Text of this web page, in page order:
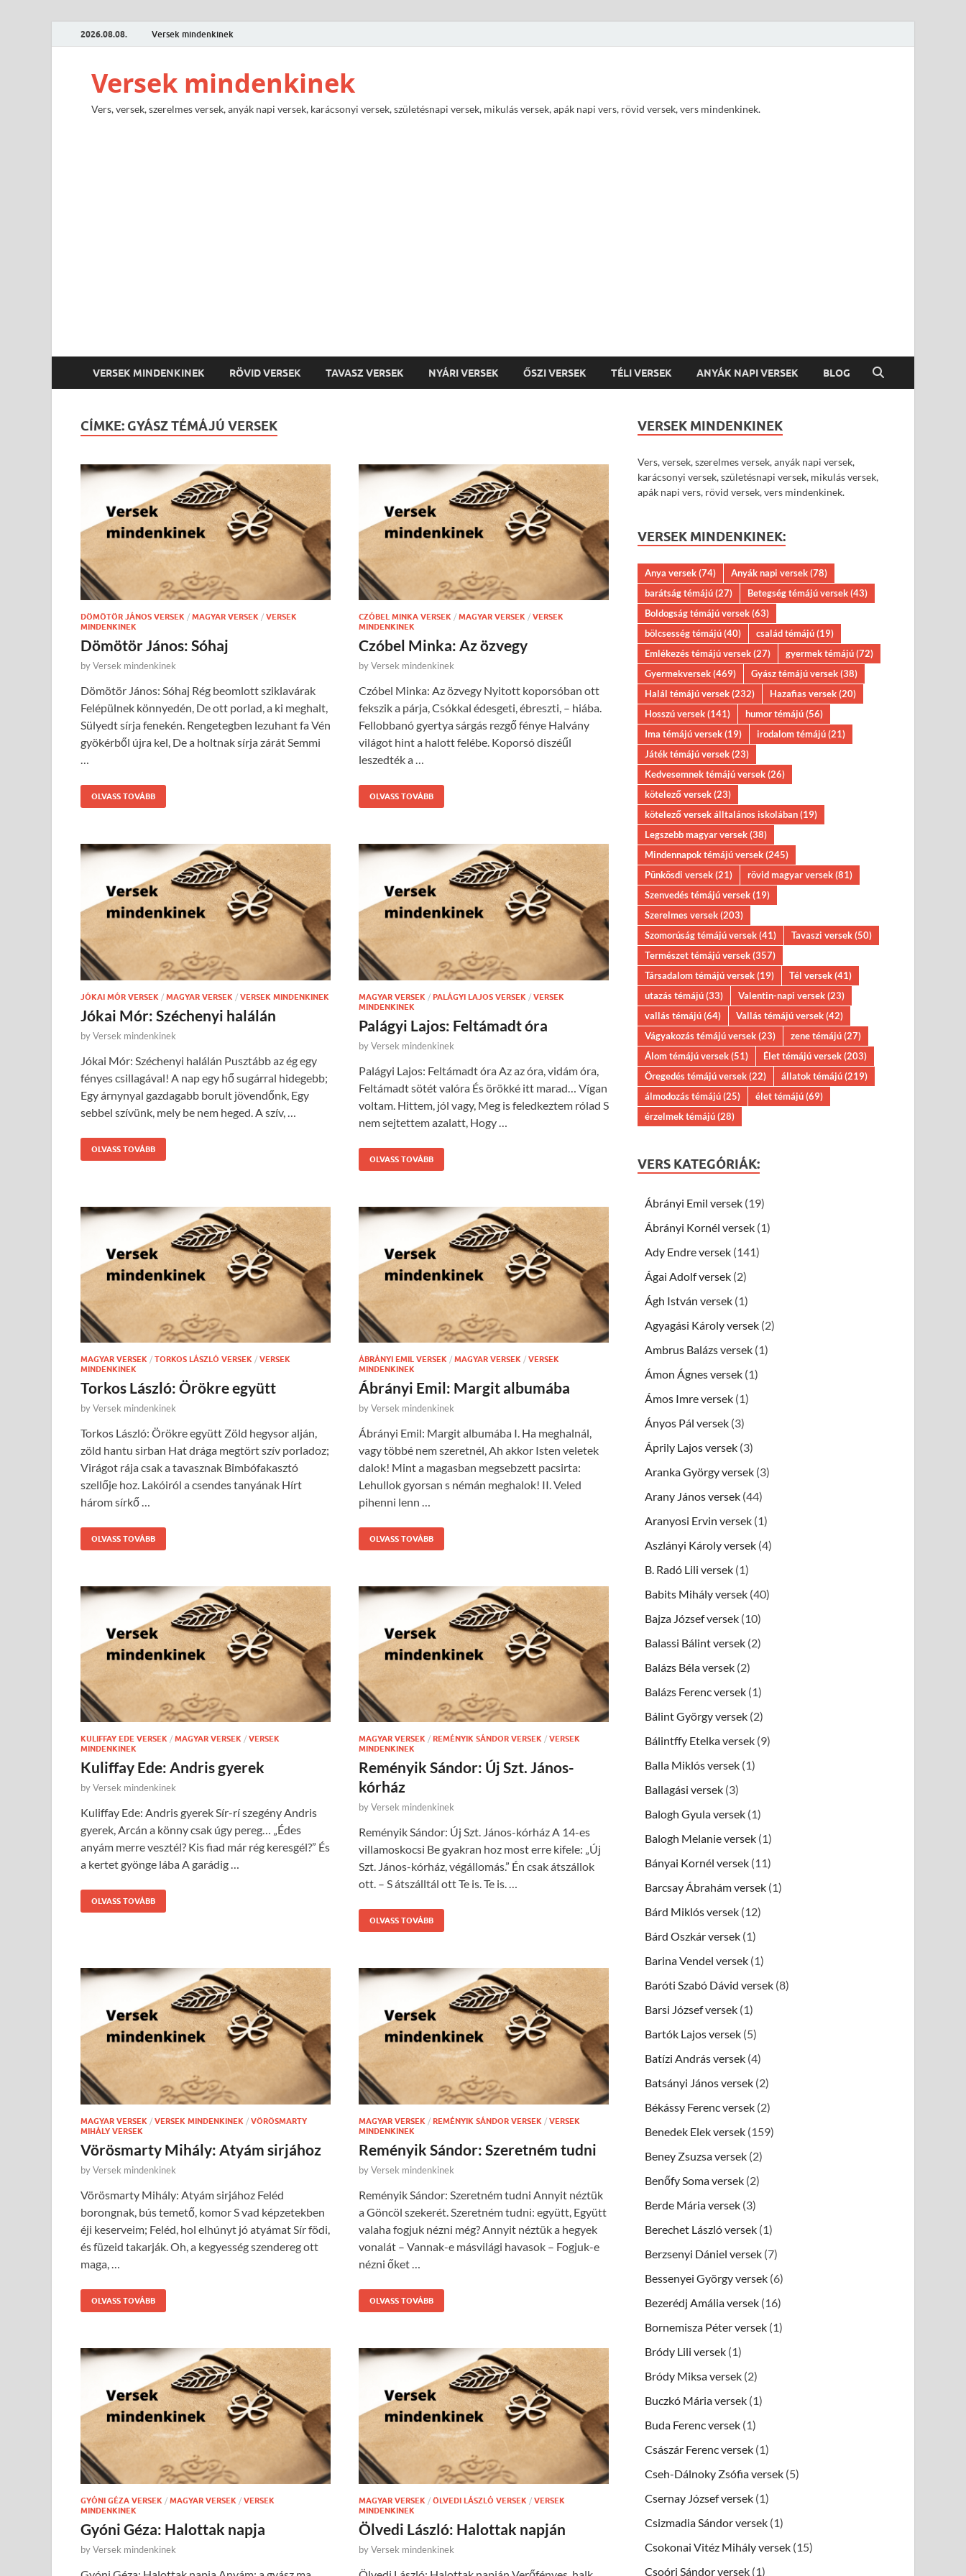
2026.08.08. Versek mindenkinek
Versek mindenkinek
Vers, versek, szerelmes versek, anyák napi versek, karácsonyi versek, születésnapi versek, mikulás versek, apák napi vers, rövid versek, vers mindenkinek.
VERSEK MINDENKINEK RÖVID VERSEK TAVASZ VERSEK NYÁRI VERSEK ŐSZI VERSEK TÉLI VERSEK ANYÁK NAPI VERSEK BLOG
CÍMKE: GYÁSZ TÉMÁJÚ VERSEK
DÖMÖTÖR JÁNOS VERSEK / MAGYAR VERSEK / VERSEK
MINDENKINEK
Dömötör János: Sóhaj
byVersek mindenkinek
Dömötör János: Sóhaj Rég beomlott sziklavárak
Felépülnek könnyedén, De ott porlad, a ki meghalt,
Sülyedt sírja fenekén. Rengetegben lezuhant fa Vén
gyökérből újra kel, De a holtnak sírja zárát Semmi
…
OLVASS TOVÁBB
CZÓBEL MINKA VERSEK / MAGYAR VERSEK / VERSEK
MINDENKINEK
Czóbel Minka: Az özvegy
byVersek mindenkinek
Czóbel Minka: Az özvegy Nyitott koporsóban ott
fekszik a párja, Csókkal édesgeti, ébreszti, – hiába.
Fellobbanó gyertya sárgás rezgő fénye Halvány
világot hint a halott felébe. Koporsó diszéűl
leszedték a …
OLVASS TOVÁBB
JÓKAI MÓR VERSEK / MAGYAR VERSEK / VERSEK MINDENKINEK
Jókai Mór: Széchenyi halálán
byVersek mindenkinek
Jókai Mór: Széchenyi halálán Pusztább az ég egy
fényes csillagával! A nap egy hő sugárral hidegebb;
Egy árnynyal gazdagabb borult jövendőnk, Egy
sebbel szívünk, mely be nem heged. A szív, …
OLVASS TOVÁBB
MAGYAR VERSEK / PALÁGYI LAJOS VERSEK / VERSEK
MINDENKINEK
Palágyi Lajos: Feltámadt óra
byVersek mindenkinek
Palágyi Lajos: Feltámadt óra Az az óra, vidám óra,
Feltámadt sötét valóra És örökké itt marad… Vígan
voltam. Hittem, jól vagy, Meg is feledkeztem rólad S
nem sejtettem azalatt, Hogy …
OLVASS TOVÁBB
MAGYAR VERSEK / TORKOS LÁSZLÓ VERSEK / VERSEK
MINDENKINEK
Torkos László: Örökre együtt
byVersek mindenkinek
Torkos László: Örökre együtt Zöld hegysor alján,
zöld hantu sirban Hat drága megtört szív porladoz;
Virágot rája csak a tavasznak Bimbófakasztó
szellője hoz. Lakóiról a csendes tanyának Hírt
három sírkő …
OLVASS TOVÁBB
ÁBRÁNYI EMIL VERSEK / MAGYAR VERSEK / VERSEK
MINDENKINEK
Ábrányi Emil: Margit albumába
byVersek mindenkinek
Ábrányi Emil: Margit albumába I. Ha meghalnál,
vagy többé nem szeretnél, Ah akkor Isten veletek
dalok! Mint a magasban megsebzett pacsirta:
Lehullok gyorsan s némán meghalok! II. Veled
pihenni lenn …
OLVASS TOVÁBB
KULIFFAY EDE VERSEK / MAGYAR VERSEK / VERSEK
MINDENKINEK
Kuliffay Ede: Andris gyerek
byVersek mindenkinek
Kuliffay Ede: Andris gyerek Sír-rí szegény Andris
gyerek, Arcán a könny csak úgy pereg… „Édes
anyám merre vesztél? Kis fiad már rég keresgél?” És
a kertet gyönge lába A garádig …
OLVASS TOVÁBB
MAGYAR VERSEK / REMÉNYIK SÁNDOR VERSEK / VERSEK
MINDENKINEK
Reményik Sándor: Új Szt. János-
kórház
byVersek mindenkinek
Reményik Sándor: Új Szt. János-kórház A 14-es
villamoskocsi Be gyakran hoz most erre kifele: „Új
Szt. János-kórház, végállomás.” Én csak átszállok
ott. – S átszálltál ott Te is. Te is. …
OLVASS TOVÁBB
MAGYAR VERSEK / VERSEK MINDENKINEK / VÖRÖSMARTY
MIHÁLY VERSEK
Vörösmarty Mihály: Atyám sirjához
byVersek mindenkinek
Vörösmarty Mihály: Atyám sirjához Feléd
borongnak, bús temető, komor S vad képzetekben
éji keserveim; Feléd, hol elhúnyt jó atyámat Sír födi,
és füzeid takarják. Oh, a kegyesség szendereg ott
maga, …
OLVASS TOVÁBB
MAGYAR VERSEK / REMÉNYIK SÁNDOR VERSEK / VERSEK
MINDENKINEK
Reményik Sándor: Szeretném tudni
byVersek mindenkinek
Reményik Sándor: Szeretném tudni Annyit néztük
a Göncöl szekerét. Szeretném tudni: együtt, Együtt
valaha fogjuk nézni még? Annyit néztük a hegyek
vonalát – Vannak-e másvilági havasok – Fogjuk-e
nézni őket …
OLVASS TOVÁBB
GYÓNI GÉZA VERSEK / MAGYAR VERSEK / VERSEK
MINDENKINEK
Gyóni Géza: Halottak napja
byVersek mindenkinek
MAGYAR VERSEK / ÖLVEDI LÁSZLÓ VERSEK / VERSEK
MINDENKINEK
Ölvedi László: Halottak napján
byVersek mindenkinek
VERSEK MINDENKINEK
Vers, versek, szerelmes versek, anyák napi versek,
karácsonyi versek, születésnapi versek, mikulás versek,
apák napi vers, rövid versek, vers mindenkinek.
VERSEK MINDENKINEK:
Anya versek(74) Anyák napi versek(78)
barátság témájú(27) Betegség témájú versek(43)
Boldogság témájú versek(63)
bölcsesség témájú(40) család témájú(19)
Emlékezés témájú versek(27) gyermek témájú(72)
Gyermekversek(469) Gyász témájú versek(38)
Halál témájú versek(232) Hazafias versek(20)
Hosszú versek(141) humor témájú(56)
Ima témájú versek(19) irodalom témájú(21)
Játék témájú versek(23)
Kedvesemnek témájú versek(26)
kötelező versek(23)
kötelező versek álltalános iskolában(19)
Legszebb magyar versek(38)
Mindennapok témájú versek(245)
Pünkösdi versek(21) rövid magyar versek(81)
Szenvedés témájú versek(19)
Szerelmes versek(203)
Szomorúság témájú versek(41) Tavaszi versek(50)
Természet témájú versek(357)
Társadalom témájú versek(19) Tél versek(41)
utazás témájú(33) Valentin-napi versek(23)
vallás témájú(64) Vallás témájú versek(42)
Vágyakozás témájú versek(23) zene témájú(27)
Álom témájú versek(51) Élet témájú versek(203)
Öregedés témájú versek(22) állatok témájú(219)
álmodozás témájú(25) élet témájú(69)
érzelmek témájú(28)
VERS KATEGÓRIÁK:
Ábrányi Emil versek (19)
Ábrányi Kornél versek (1)
Ady Endre versek (141)
Ágai Adolf versek (2)
Ágh István versek (1)
Agyagási Károly versek (2)
Ambrus Balázs versek (1)
Ámon Ágnes versek (1)
Ámos Imre versek (1)
Ányos Pál versek (3)
Áprily Lajos versek (3)
Aranka György versek (3)
Arany János versek (44)
Aranyosi Ervin versek (1)
Aszlányi Károly versek (4)
B. Radó Lili versek (1)
Babits Mihály versek (40)
Bajza József versek (10)
Balassi Bálint versek (2)
Balázs Béla versek (2)
Balázs Ferenc versek (1)
Bálint György versek (2)
Bálintffy Etelka versek (9)
Balla Miklós versek (1)
Ballagási versek (3)
Balogh Gyula versek (1)
Balogh Melanie versek (1)
Bányai Kornél versek (11)
Barcsay Ábrahám versek (1)
Bárd Miklós versek (12)
Bárd Oszkár versek (1)
Barina Vendel versek (1)
Baróti Szabó Dávid versek (8)
Barsi József versek (1)
Bartók Lajos versek (5)
Batízi András versek (4)
Batsányi János versek (2)
Békássy Ferenc versek (2)
Benedek Elek versek (159)
Beney Zsuzsa versek (2)
Benőfy Soma versek (2)
Berde Mária versek (3)
Berechet László versek (1)
Berzsenyi Dániel versek (7)
Bessenyei György versek (6)
Bezerédj Amália versek (16)
Bornemisza Péter versek (1)
Bródy Lili versek (1)
Bródy Miksa versek (2)
Buczkó Mária versek (1)
Buda Ferenc versek (1)
Császár Ferenc versek (1)
Cseh-Dálnoky Zsófia versek (5)
Csernay József versek (1)
Csizmadia Sándor versek (1)
Csokonai Vitéz Mihály versek (15)
Csoóri Sándor versek (1)